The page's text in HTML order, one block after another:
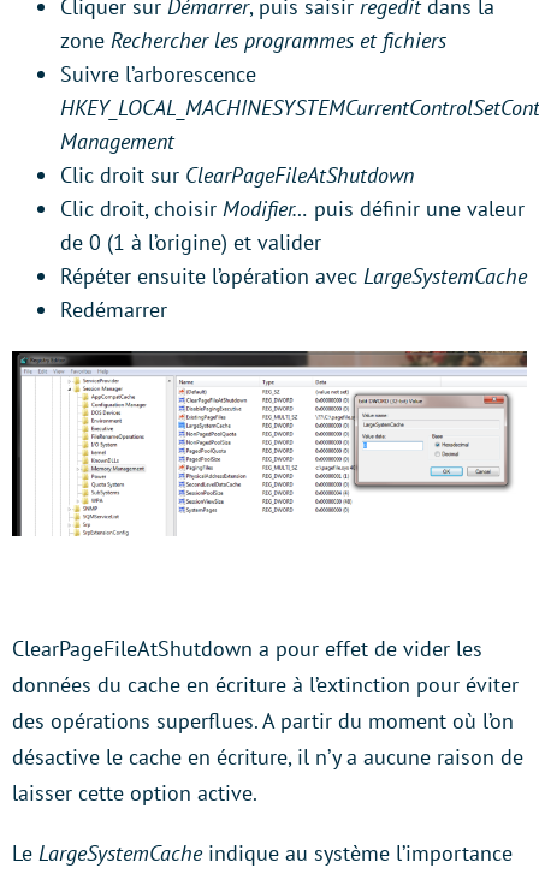
Cliquer sur Démarrer, puis saisir regeditdans la
zone Rechercher les programmes et fichiers
Suivre l’arborescence
Management
Clic droit sur ClearPageFileAtShutdown
Clic droit, choisir Modifier… puis définir une valeur
de 0 (1 à l’origine) et valider
Répéter ensuite l’opération avec LargeSystemCache
Redémarrer
ClearPageFileAtShutdown a pour effet de vider les
données du cache en écriture à l’extinction pour éviter
des opérations superflues. A partir du moment où l’on
désactive le cache en écriture, il n’y a aucune raison de
laisser cette option active.
Le LargeSystemCache indique au système l’importance